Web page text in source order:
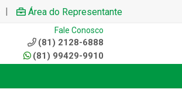
| Área do Representante
Fale Conosco
(81) 2128-6888
(81) 99429-9910